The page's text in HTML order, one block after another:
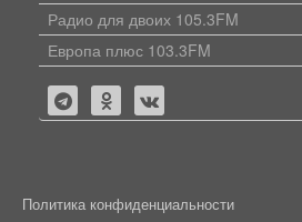
Радио для двоих 105.3FM
Европа плюс 103.3FM
Политика конфиденциальности